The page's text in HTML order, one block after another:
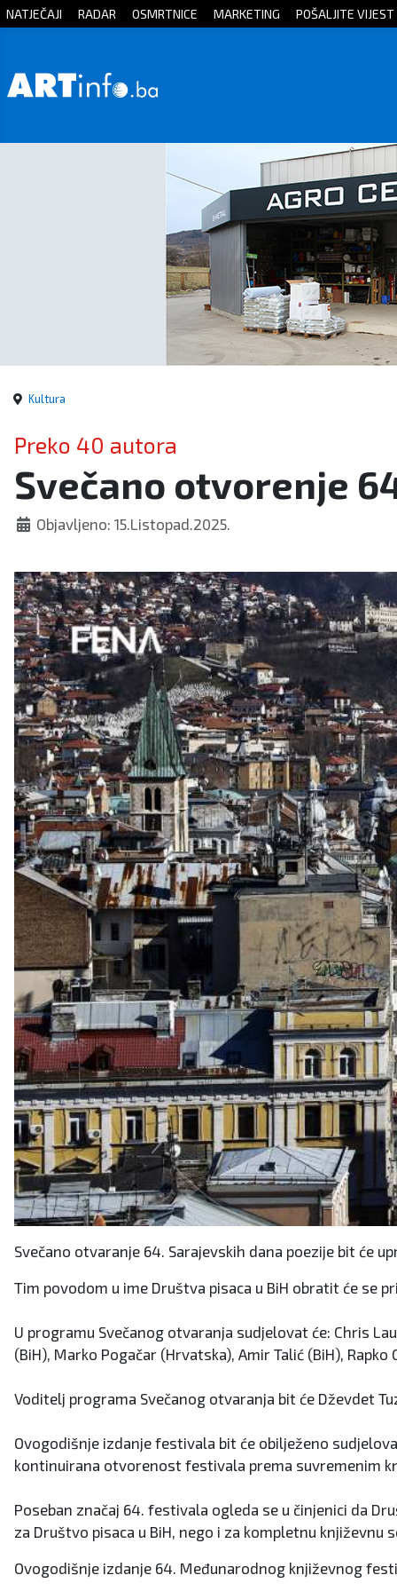
Početna
Zanimljivosti
NATJEČAJI RADAR OSMRTNICE MARKETING POŠALJITE VIJEST
Kultura
Preko 40 autora
Svečano otvorenje
Objavljeno: 15.Listopad.2025.
Svečano otvaranje 64. Sarajevskih dana poezije bit će
Tim povodom u ime Društva pisaca u BiH obratit će se
U programu Svečanog otvaranja sudjelovat će: Chris
(BiH), Marko Pogačar (Hrvatska), Amir Talić (BiH),
Voditelj programa Svečanog otvaranja bit će Dževdet
Ovogodišnje izdanje festivala bit će obilježeno
kontinuirana otvorenost festivala prema suvremenim
Poseban značaj 64. festivala ogleda se u činjenici da
za Društvo pisaca u BiH, nego i za kompletnu književnu
Ovogodišnje izdanje 64. Međunarodnog književnog